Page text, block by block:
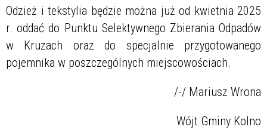
Odzież i tekstylia będzie można już od kwietnia 2025
r. oddać do Punktu Selektywnego Zbierania Odpadów
w Kruzach oraz do specjalnie przygotowanego
pojemnika w poszczególnych miejscowościach.
/-/ Mariusz Wrona
Wójt Gminy Kolno